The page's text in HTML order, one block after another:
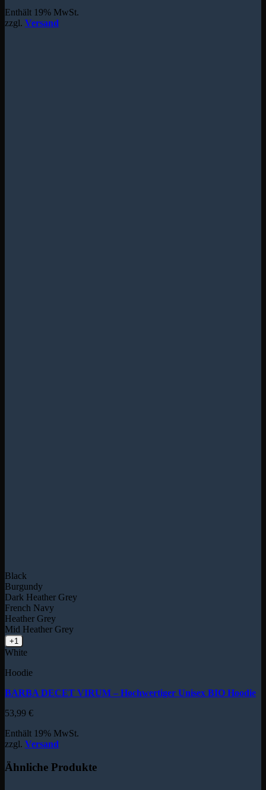
Enthält 19% MwSt.
zzgl. Versand
Black
Burgundy
Dark Heather Grey
French Navy
Heather Grey
Mid Heather Grey
+1
White
Hoodie
BARBA DECET VIRUM – Hochwertiger Unisex BIO Hoodie
53,99 €
Enthält 19% MwSt.
zzgl. Versand
Ähnliche Produkte